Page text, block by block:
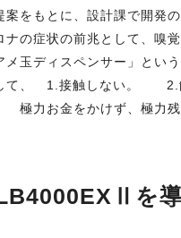
案をもとに、設計課で開発
ナの症状の前兆として、嗅
メ玉ディスペンサー」とい
て、 1.接触しない。 2.
極力お金をかけず、極力
を